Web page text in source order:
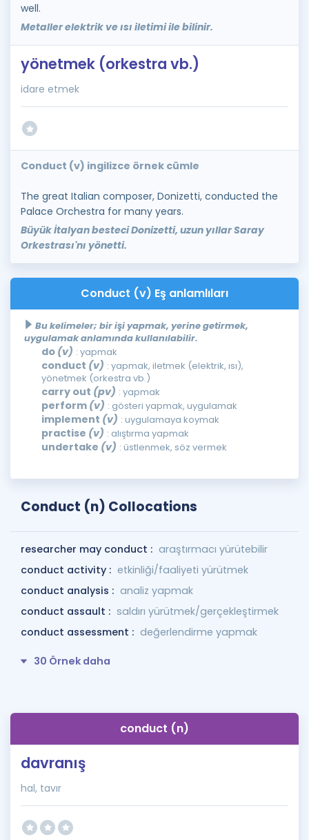
well.
Metaller elektrik ve ısı iletimi ile bilinir.
yönetmek (orkestra vb.)
idare etmek
Conduct (v) ingilizce örnek cümle
The great Italian composer, Donizetti, conducted the
Palace Orchestra for many years.
Büyük İtalyan besteci Donizetti, uzun yıllar Saray
Orkestrası'nı yönetti.
Conduct (v) Eş anlamlıları
Bu kelimeler; bir işi yapmak, yerine getirmek,
uygulamak anlamında kullanılabilir.
do (v) : yapmak
conduct (v) : yapmak, iletmek (elektrik, ısı),
yönetmek (orkestra vb.)
carry out (pv) : yapmak
perform (v) : gösteri yapmak, uygulamak
implement (v) : uygulamaya koymak
practise (v) : alıştırma yapmak
undertake (v) : üstlenmek, söz vermek
Conduct (n) Collocations
researcher may conduct : araştırmacı yürütebilir
conduct activity : etkinliği/faaliyeti yürütmek
conduct analysis : analiz yapmak
conduct assault : saldırı yürütmek/gerçekleştirmek
conduct assessment : değerlendirme yapmak
30 Örnek daha
conduct (n)
davranış
hal, tavır